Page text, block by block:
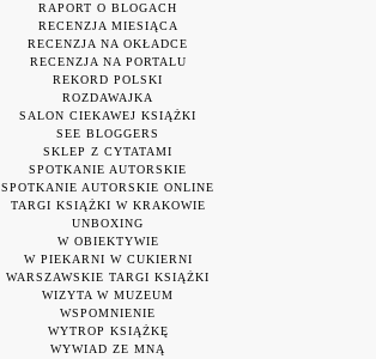
RAPORT O BLOGACH
RECENZJA MIESIĄCA
RECENZJA NA OKŁADCE
RECENZJA NA PORTALU
REKORD POLSKI
ROZDAWAJKA
SALON CIEKAWEJ KSIĄŻKI
SEE BLOGGERS
SKLEP Z CYTATAMI
SPOTKANIE AUTORSKIE
SPOTKANIE AUTORSKIE ONLINE
TARGI KSIĄŻKI W KRAKOWIE
UNBOXING
W OBIEKTYWIE
W PIEKARNI W CUKIERNI
WARSZAWSKIE TARGI KSIĄŻKI
WIZYTA W MUZEUM
WSPOMNIENIE
WYTROP KSIĄŻKĘ
WYWIAD ZE MNĄ